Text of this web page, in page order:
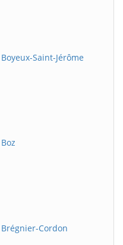
Saint-Jérôme
Cordon